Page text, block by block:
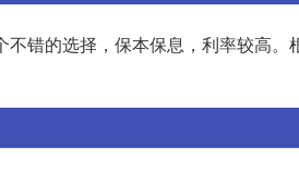
错的选择，保本保息，利率较高。